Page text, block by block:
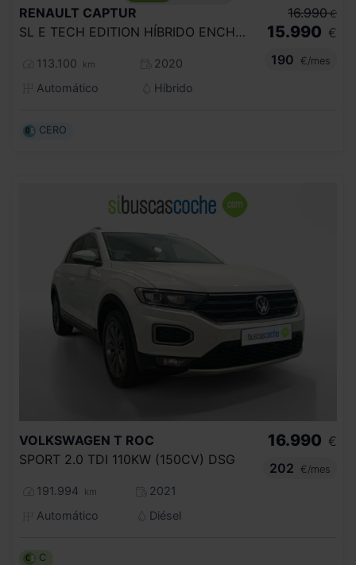
RENAULT CAPTUR
SL E TECH EDITION HÍBRIDO ENCHUF. 160CV
113.100 km
2020
Automático
Híbrido
16.990 €
15.990 €
190
€/mes
CERO
VOLKSWAGEN T ROC
SPORT 2.0 TDI 110KW (150CV) DSG
191.994 km
2021
Automático
Diésel
16.990 €
202
€/mes
C